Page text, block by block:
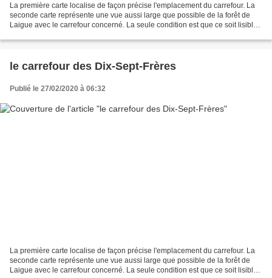
La première carte localise de façon précise l'emplacement du carrefour. La
seconde carte représente une vue aussi large que possible de la forêt de
Laigue avec le carrefour concerné. La seule condition est que ce soit lisible.
le carrefour des Dix-Sept-Frères
Publié le 27/02/2020 à 06:32
La première carte localise de façon précise l'emplacement du carrefour. La
seconde carte représente une vue aussi large que possible de la forêt de
Laigue avec le carrefour concerné. La seule condition est que ce soit lisible.